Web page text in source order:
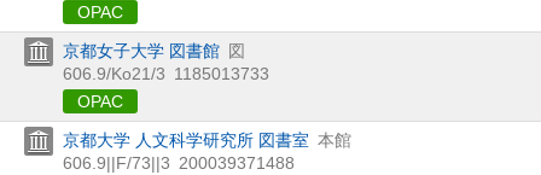
OPAC
京都女子大学 図書館 図
606.9/Ko21/3 1185013733
OPAC
京都大学 人文科学研究所 図書室 本館
606.9||F/73||3 200039371488